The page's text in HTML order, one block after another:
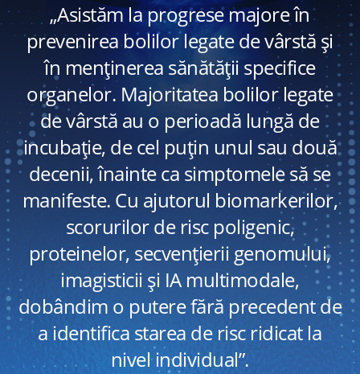
„Asistăm la progrese majore în
prevenirea bolilor legate de vârstă și
în menținerea sănătății specifice
organelor. Majoritatea bolilor legate
de vârstă au o perioadă lungă de
incubație, de cel puțin unul sau două
decenii, înainte ca simptomele să se
manifeste. Cu ajutorul biomarkerilor,
scorurilor de risc poligenic,
proteinelor, secvențierii genomului,
imagisticii și IA multimodale,
dobândim o putere fără precedent de
a identifica starea de risc ridicat la
nivel individual”.